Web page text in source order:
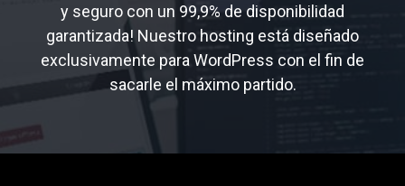
y seguro con un 99,9% de disponibilidad
garantizada! Nuestro hosting está diseñado
exclusivamente para WordPress con el fin de
sacarle el máximo partido.